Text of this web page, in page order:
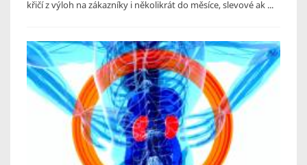
křičí z výloh na zákazníky i několikrát do měsíce, slevové ak ...